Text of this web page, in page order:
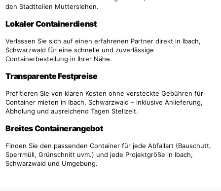
den Stadtteilen Mutterslehen.
Lokaler Containerdienst
Verlassen Sie sich auf einen erfahrenen Partner direkt in Ibach,
Schwarzwald für eine schnelle und zuverlässige
Containerbestellung in Ihrer Nähe.
Transparente Festpreise
Profitieren Sie von klaren Kosten ohne versteckte Gebühren für
Container mieten in Ibach, Schwarzwald – inklusive Anlieferung,
Abholung und ausreichend Tagen Stellzeit.
Breites Containerangebot
Finden Sie den passenden Container für jede Abfallart (Bauschutt,
Sperrmüll, Grünschnitt uvm.) und jede Projektgröße in Ibach,
Schwarzwald und Umgebung.